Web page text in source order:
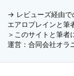
→ レビューズ経由で
エアロプレインと筆
＞ このサイトと筆者
運営： 合同会社オラ